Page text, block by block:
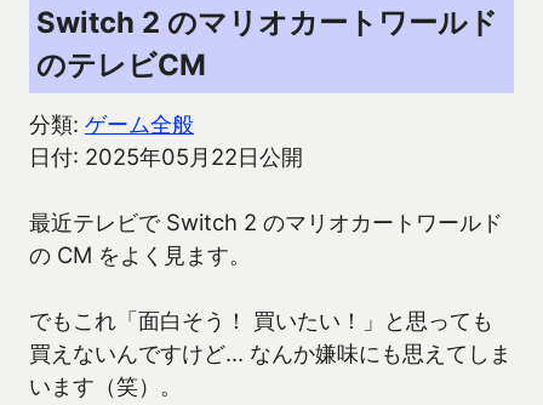
Switch 2 のマリオカートワールド
のテレビCM
分類: ゲーム全般
日付: 2025年05月22日公開
最近テレビで Switch 2 のマリオカートワールド
の CM をよく見ます。
でもこれ「面白そう！ 買いたい！」と思っても
買えないんですけど… なんか嫌味にも思えてしま
います（笑）。